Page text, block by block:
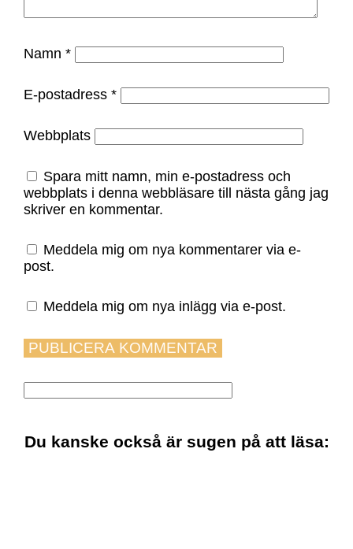
Namn *
E-postadress *
Webbplats
Spara mitt namn, min e-postadress och
webbplats i denna webbläsare till nästa gång jag
skriver en kommentar.
Meddela mig om nya kommentarer via e-
post.
Meddela mig om nya inlägg via e-post.
Du kanske också är sugen på att läsa: